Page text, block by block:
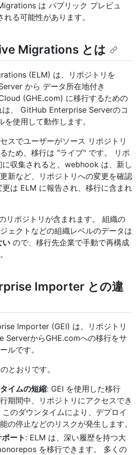
は パブリック プレビュ
る可能性があります。
Migrations とは
(ELM) は、リポジトリを
から データ所在地付き
(GHE.com) に移行するための
は、 GitHub Enterprise Serverのコ
使用して動作します。
スでユーザーがソース リポジトリ
ため、移行は "ライブ" です。 リポ
に収集されると、webhook は、新し
新など、リポジトリへの変更を確認
更は ELM に報告され、移行に含まれ
リポジトリが含まれます。 組織の
ェクトなどの組織レベルのデータは
い ので、移行先企業で手動で再構成
Importer との違
Importer (GEI) は、リポジトリ
ServerからGHE.comへの移行をサ
ルです。
とおりです。
イムの短縮: GEI を使用した移行
期間中、リポジトリにアクセスでき
のダウンタイムにより、デプロイ
の停止などのリスクが発生します。
ート: ELM は、深い履歴を持つ大
を移行できます。 多くの